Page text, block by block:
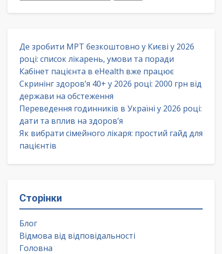
Де зробити МРТ безкоштовно у Києві у 2026
році: список лікарень, умови та поради
Кабінет пацієнта в eHealth вже працює
Скринінг здоров’я 40+ у 2026 році: 2000 грн від
держави на обстеження
Переведення годинників в Україні у 2026 році:
дати та вплив на здоров’я
Як вибрати сімейного лікаря: простий гайд для
пацієнтів
Сторінки
Блог
Відмова від відповідальності
Головна